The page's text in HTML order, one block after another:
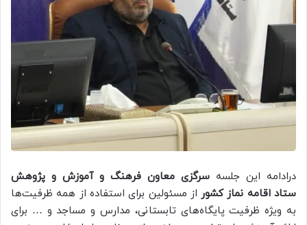
درادامه این جلسه سرگزی معاون فرهنگ و آموزش و پژوهش
ستاد اقامه نماز کشوراز مسئولین برای استفاده از همه ظرفیت‌ها
به ویژه ظرفیت پایگاه‌های تابستانی، مدارس و مساجد و … برای